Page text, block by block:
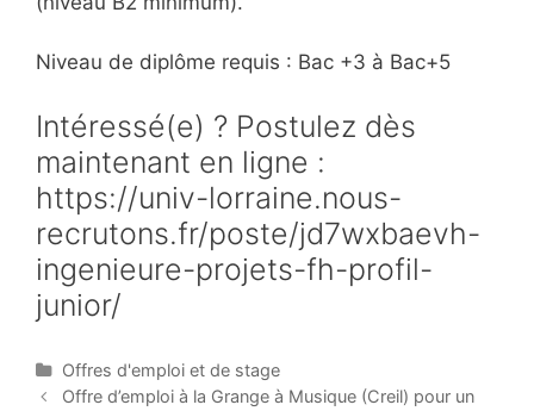
Niveau de diplôme requis : Bac +3 à Bac+5
Intéressé(e) ? Postulez dès
maintenant en ligne :
https://univ-lorraine.nous-
recrutons.fr/poste/jd7wxbaevh-
ingenieure-projets-fh-profil-
junior/
C
a
Offres d'emploi et de stage
P
Offre d’emploi à la Grange à Musique (Creil) pour un